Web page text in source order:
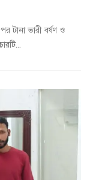
টানা ভারী বর্ষণ ও